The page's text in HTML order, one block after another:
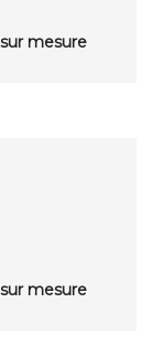
mesure
mesure